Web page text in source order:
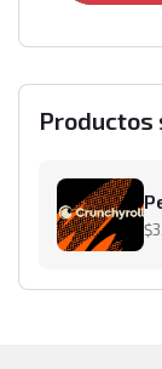
Productos